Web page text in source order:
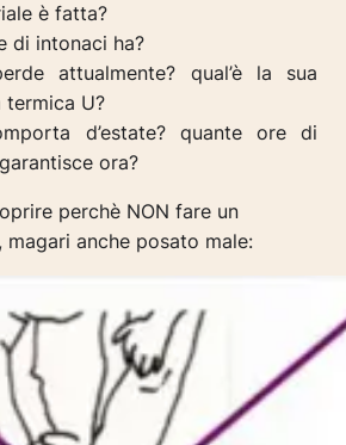
è fatta?
di intonaci ha?
attualmente? qual’è la sua
U?
d’estate? quante ore di
ora?
perchè NON fare un
anche posato male: